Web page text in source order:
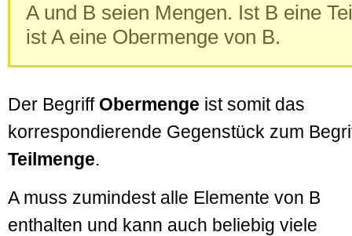
A und B seien Mengen. Ist B eine
ist A eine Obermenge von B.
Der Begriff Obermenge ist somit das
korrespondierende Gegenstück zum
Teilmenge.
A muss zumindest alle Elemente von B
enthalten und kann auch beliebig viele